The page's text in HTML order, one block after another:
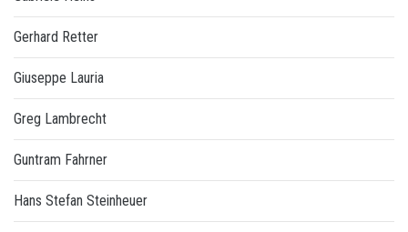
Gerhard Retter
Giuseppe Lauria
Greg Lambrecht
Guntram Fahrner
Hans Stefan Steinheuer